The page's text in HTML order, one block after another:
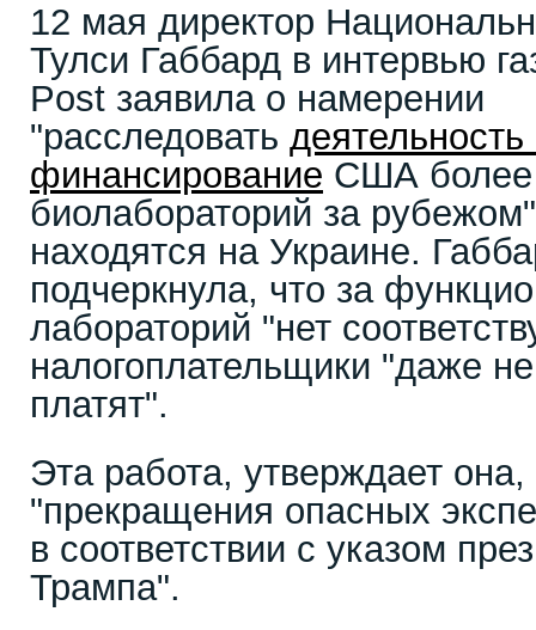
12 мая директор
Тулси Габбард в интервью
Post заявила о намерении
"расследовать деятельность
финансирование США более
биолабораторий за
находятся на Украине.
подчеркнула, что за
лабораторий "нет
налогоплательщики "даже
платят".
Эта работа, утверждает
"прекращения опасных
в соответствии с указом
Трампа".